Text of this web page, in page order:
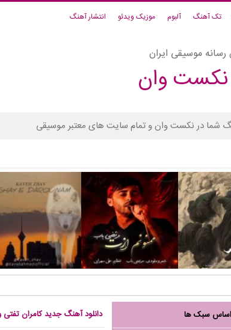
تک آهنگ آلبوم موزیک ویدئو انتشار آهنگ
موسیقی ایران
نکست وان
در نکست وان و تمام سایت های معتبر موسیقی
سبک ها دانلود آهنگ جدید کامران تفتی